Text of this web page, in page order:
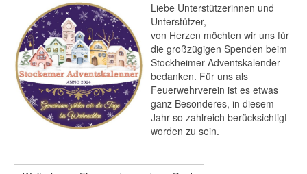
Liebe Unterstützerinnen und
Unterstützer,
von Herzen möchten wir uns für
die großzügigen Spenden beim
Stockheimer Adventskalender
bedanken. Für uns als
Feuerwehrverein ist es etwas
ganz Besonderes, in diesem
Jahr so zahlreich berücksichtigt
worden zu sein.